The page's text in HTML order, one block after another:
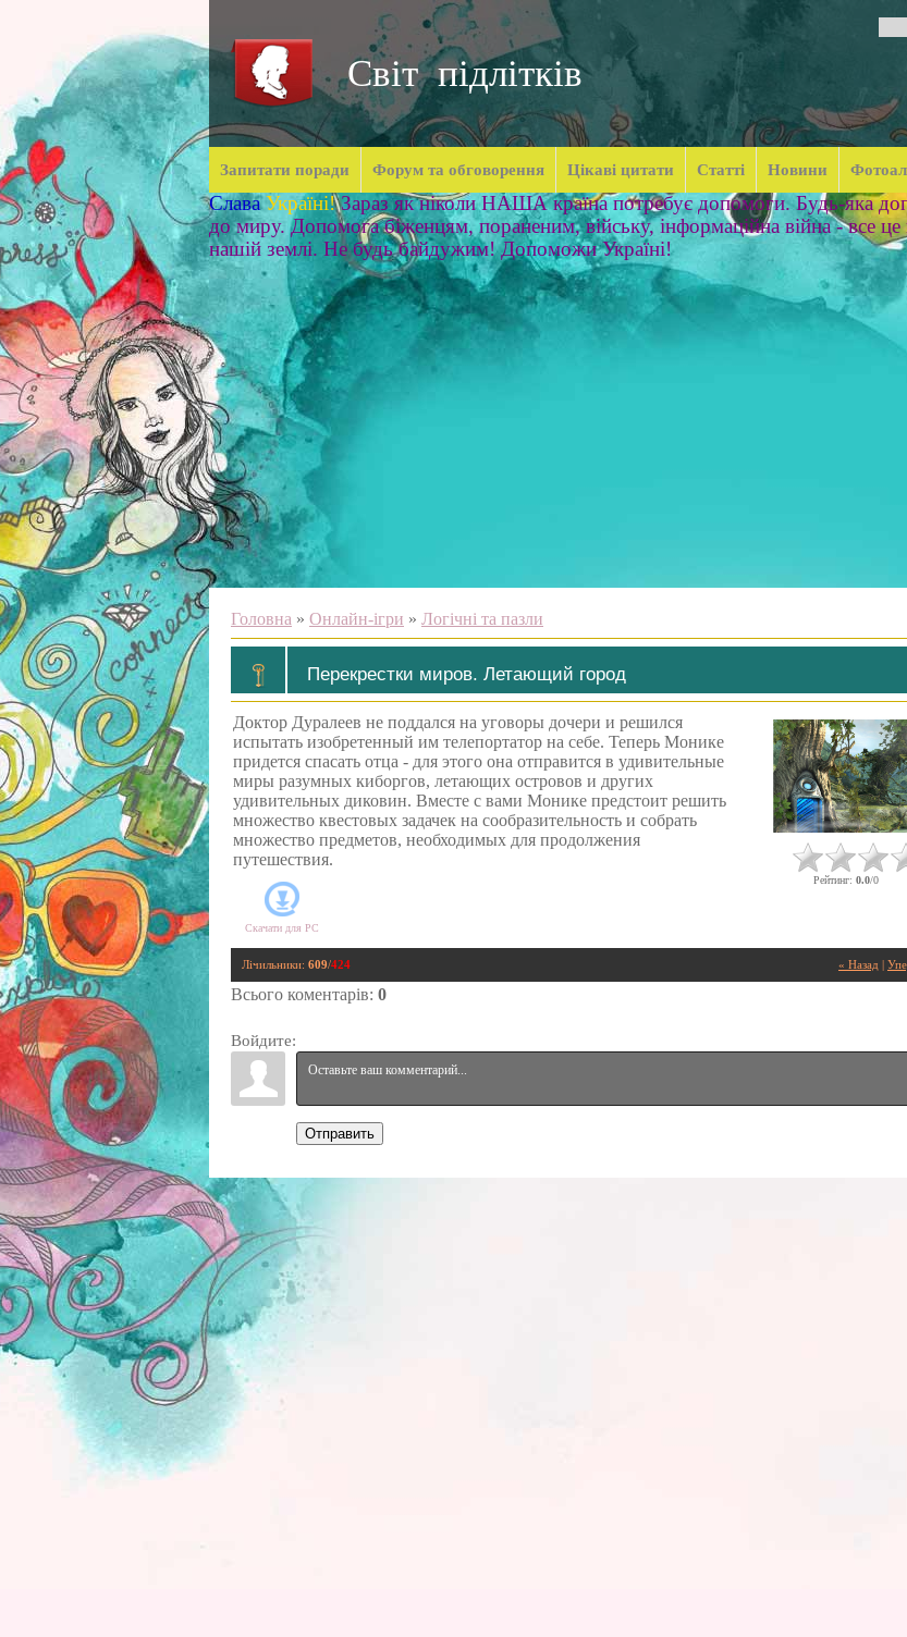
Світ підлітків
Запитати поради Форум та обговорення Цікаві цитати Статті Новини
Слава Україні! Зараз як ніколи НАША країна потребує допомоги. Будь-яка
до миру. Допомога біженцям, пораненим, війську, інформаційна війна - все
нашій землі. Не будь байдужим! Допоможи Україні!
Головна » Онлайн-ігри » Логічні та пазли
Перекрестки миров. Летающий город
Доктор Дуралеев не поддался на уговоры дочери и решился
испытать изобретенный им телепортатор на себе. Теперь Монике
придется спасать отца - для этого она отправится в удивительные
миры разумных киборгов, летающих островов и других
удивительных диковин. Вместе с вами Монике предстоит решить
множество квестовых задачек на сообразительность и собрать
множество предметов, необходимых для продолжения
путешествия.
Скачати для PC
Рейтинг: 0.0/0
« Назад
Лічильники: 609/424
Всього коментарів: 0
Войдите:
Отправить